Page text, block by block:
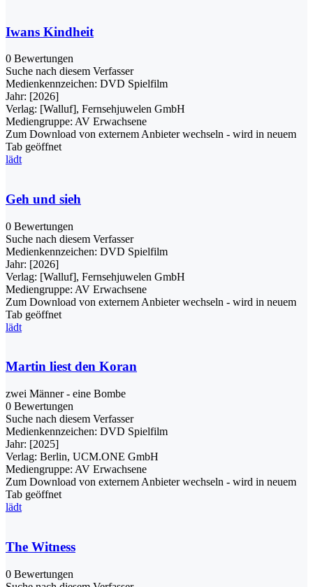
Iwans Kindheit
0 Bewertungen
Suche nach diesem Verfasser
Medienkennzeichen: DVD Spielfilm
Jahr: [2026]
Verlag: [Walluf], Fernsehjuwelen GmbH
Mediengruppe: AV Erwachsene
Zum Download von externem Anbieter wechseln - wird in neuem
Tab geöffnet
lädt
Geh und sieh
0 Bewertungen
Suche nach diesem Verfasser
Medienkennzeichen: DVD Spielfilm
Jahr: [2026]
Verlag: [Walluf], Fernsehjuwelen GmbH
Mediengruppe: AV Erwachsene
Zum Download von externem Anbieter wechseln - wird in neuem
Tab geöffnet
lädt
Martin liest den Koran
zwei Männer - eine Bombe
0 Bewertungen
Suche nach diesem Verfasser
Medienkennzeichen: DVD Spielfilm
Jahr: [2025]
Verlag: Berlin, UCM.ONE GmbH
Mediengruppe: AV Erwachsene
Zum Download von externem Anbieter wechseln - wird in neuem
Tab geöffnet
lädt
The Witness
0 Bewertungen